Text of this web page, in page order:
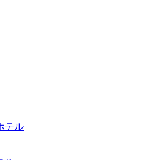
テル